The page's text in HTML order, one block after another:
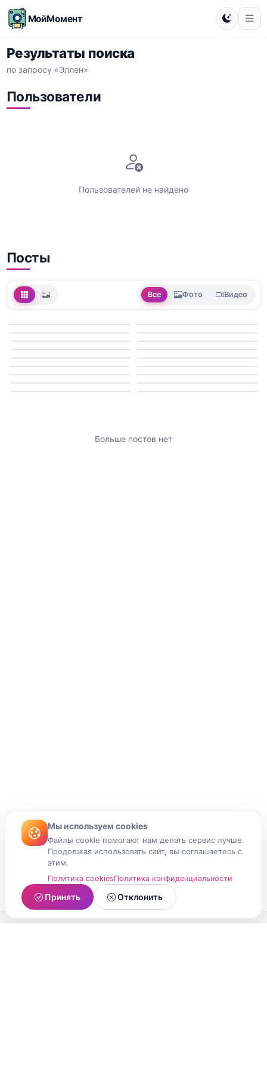
МойМомент
Результаты поиска
по запросу «Эллен»
Пользователи
Пользователей не найдено
Посты
Все Фото Видео
Больше постов нет
Мы используем cookies
Файлы cookie помогают нам делать сервис лучше.
Продолжая использовать сайт, вы соглашаетесь с
этим.
Политика cookiesПолитика конфиденциальности
Принять Отклонить